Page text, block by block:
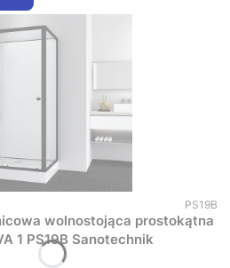
Kod
PS19B
wolnostojąca prostokątna
1 PS19B Sanotechnik